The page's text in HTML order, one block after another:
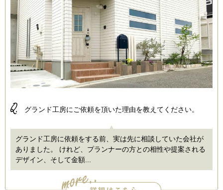
Q. グランド工房にご依頼を頂いた理由を教えてください。
グランド工房に依頼をする前、実は先に相談していた会社が
ありました。 けれど、プランナーの方との相性や提案される
デザイン、そして金額...